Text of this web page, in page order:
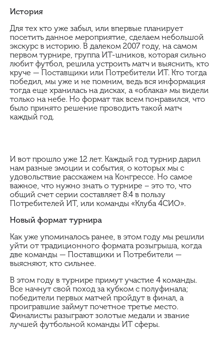
История
Для тех кто уже забыл, или впервые планирует
посетить данное мероприятие, сделаем небольшой
экскурс в историю. В далеком 2007 году, на самом
первом турнире, группа ИТ-шников, которая сильно
любит футбол, решила устроить матч и выяснить, кто
круче — Поставщики или Потребители ИТ. Кто тогда
победил, мы уже и не помним, ведь вся информация
тогда еще хранилась на дисках, а «облака» мы видели
только на небе. Но формат так всем понравился, что
было принято решение проводить такой матч
каждый год.
И вот прошло уже 12 лет. Каждый год турнир дарил
нам разные эмоции и события, о которых мы с
удовольствие расскажем на Конгрессе. Но самое
важное, что нужно знать о турнире – это то, что
общий счет серии составляет 8:4 в пользу
Потребителей ИТ, или команды «Клуба 4СИО».
Новый формат турнира
Как уже упоминалось ранее, в этом году мы решили
уйти от традиционного формата розыгрыша, когда
две команды — Поставщики и Потребители —
выясняют, кто сильнее.
В этом году в турнире примут участие 4 команды.
Все начнут свой поход за кубком с полуфинала;
победители первых матчей пройдут в финал, а
проигравшие займут почетное третье место.
Финалисты разыграют золотые медали и звание
лучшей футбольной команды ИТ сферы.